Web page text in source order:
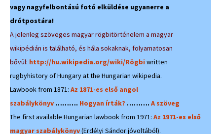
vagy nagyfelbontású fotó elküldése ugyanerre a
drótpostára!
A jelenleg szöveges magyar rögbitörténelem a magyar
wikipédián is található, és hála sokaknak, folyamatosan
bővül: http://hu.wikipedia.org/wiki/Rögbiwritten
rugbyhistory of Hungary at the Hungarian wikipedia.
Lawbook from 1871: Az 1871-es első angol
szabálykönyv ………. Hogyan írták? ………. A szöveg
The first available Hungarian lawbook from 1971: Az 1971-es első
magyar szabálykönyv(Erdélyi Sándor jóvoltából).